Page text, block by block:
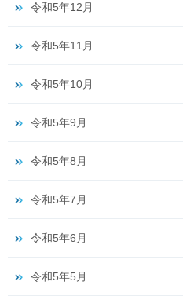
令和5年12月
令和5年11月
令和5年10月
令和5年9月
令和5年8月
令和5年7月
令和5年6月
令和5年5月